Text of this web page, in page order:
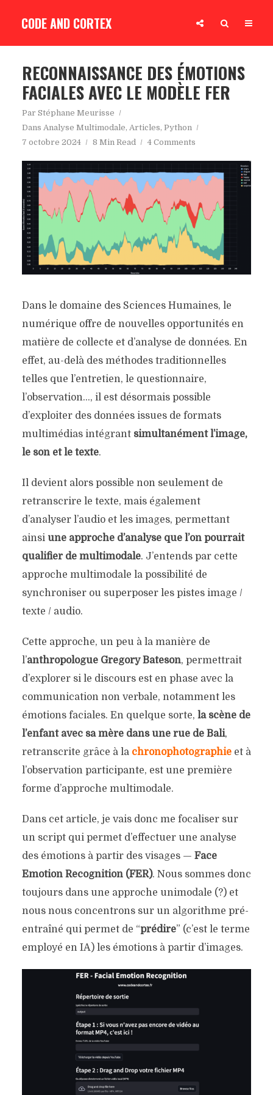
CODE AND CORTEX
RECONNAISSANCE DES ÉMOTIONS
FACIALES AVEC LE MODÈLE FER
Par Stéphane Meurisse
Dans Analyse Multimodale, Articles, Python
7 octobre 2024
8 Min Read 4 Comments
Dans le domaine des Sciences Humaines, le
numérique offre de nouvelles opportunités en
matière de collecte et d’analyse de données. En
effet, au-delà des méthodes traditionnelles
telles que l’entretien, le questionnaire,
l’observation…, il est désormais possible
d’exploiter des données issues de formats
multimédias intégrant simultanément l’image,
le son et le texte.
Il devient alors possible non seulement de
retranscrire le texte, mais également
d’analyser l’audio et les images, permettant
ainsi une approche d’analyse que l’on pourrait
qualifier de multimodale. J’entends par cette
approche multimodale la possibilité de
synchroniser ou superposer les pistes image /
texte / audio.
Cette approche, un peu à la manière de
l’anthropologue Gregory Bateson, permettrait
d’explorer si le discours est en phase avec la
communication non verbale, notamment les
émotions faciales. En quelque sorte, la scène de
l’enfant avec sa mère dans une rue de Bali,
retranscrite grâce à la chronophotographieet à
l’observation participante, est une première
forme d’approche multimodale.
Dans cet article, je vais donc me focaliser sur
un script qui permet d’effectuer une analyse
des émotions à partir des visages — Face
Emotion Recognition (FER). Nous sommes donc
toujours dans une approche unimodale (?) et
nous nous concentrons sur un algorithme pré-
entraîné qui permet de “prédire” (c’est le terme
employé en IA) les émotions à partir d’images.